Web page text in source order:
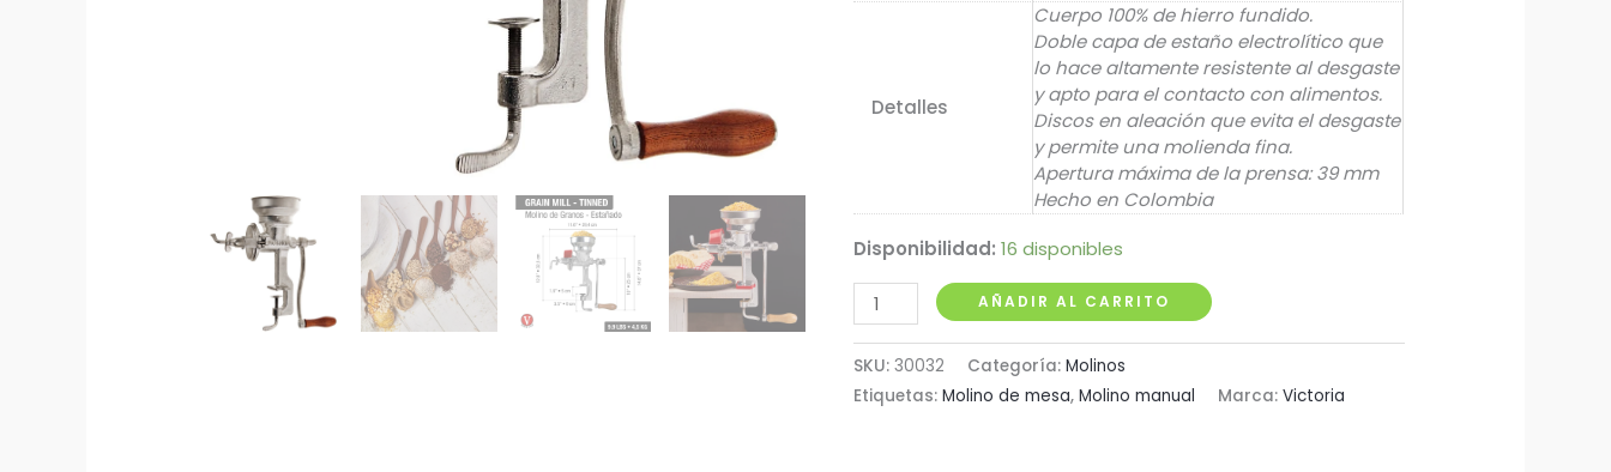
Detalles
Cuerpo 100% de hierro fundido.
Doble capa de estaño electrolítico que
lo hace altamente resistente al desgaste
y apto para el contacto con alimentos.
Discos en aleación que evita el desgaste
y permite una molienda fina.
Apertura máxima de la prensa: 39 mm
Hecho en Colombia
Disponibilidad: 16 disponibles
Molino
de
Granos
Manual
AÑADIR AL CARRITO
SKU: 30032 Categoría: Molinos
Etiquetas: Molino de mesa, Molino manual Marca: Victoria